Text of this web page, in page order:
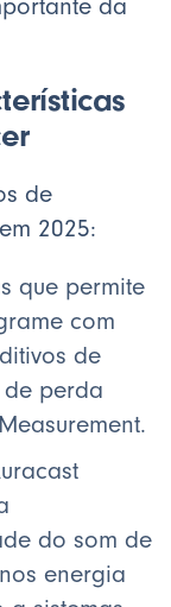
da
de
2025:
que permite
com
de
perda
do som de
energia